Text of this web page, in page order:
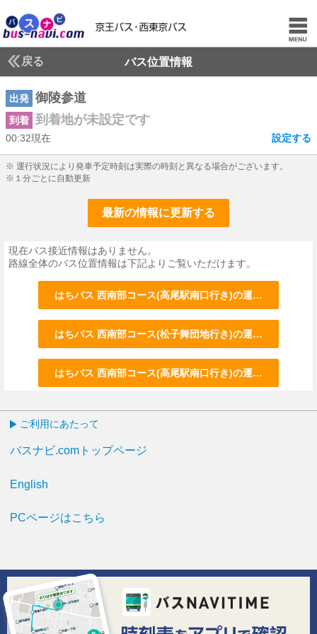
戻る バス位置情報
出発 御陵参道
到着 到着地が未設定です
設定する
00:32現在
※ 運行状況により発車予定時刻は実際の時刻と異なる場合がございます。
※１分ごとに自動更新
最新の情報に更新する
現在バス接近情報はありません。
路線全体のバス位置情報は下記よりご覧いただけます。
はちバス 西南部コース(高尾駅南口行き)の運行情報はこち
はちバス 西南部コース(松子舞団地行き)の運行情報はこち
はちバス 西南部コース(高尾駅南口行き)の運行情報はこち
ご利用にあたって
バスナビ.comトップページ
English
PCページはこちら